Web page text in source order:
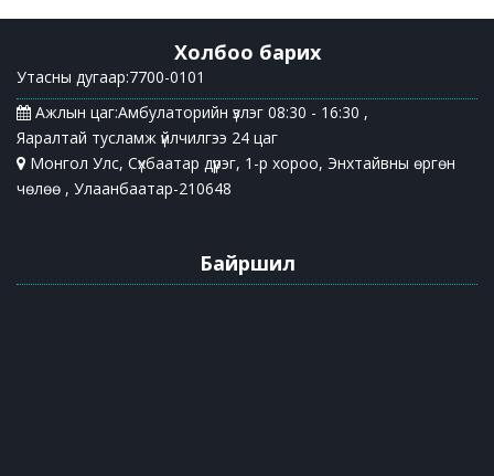
Холбоо барих
Утасны дугаар:7700-0101
Ажлын цаг:Амбулаторийн үзлэг 08:30 - 16:30 ,
Яаралтай тусламж үйлчилгээ 24 цаг
Монгол Улс, Сүхбаатар дүүрэг, 1-р хороо, Энхтайвны өргөн
чөлөө , Улаанбаатар-210648
Байршил